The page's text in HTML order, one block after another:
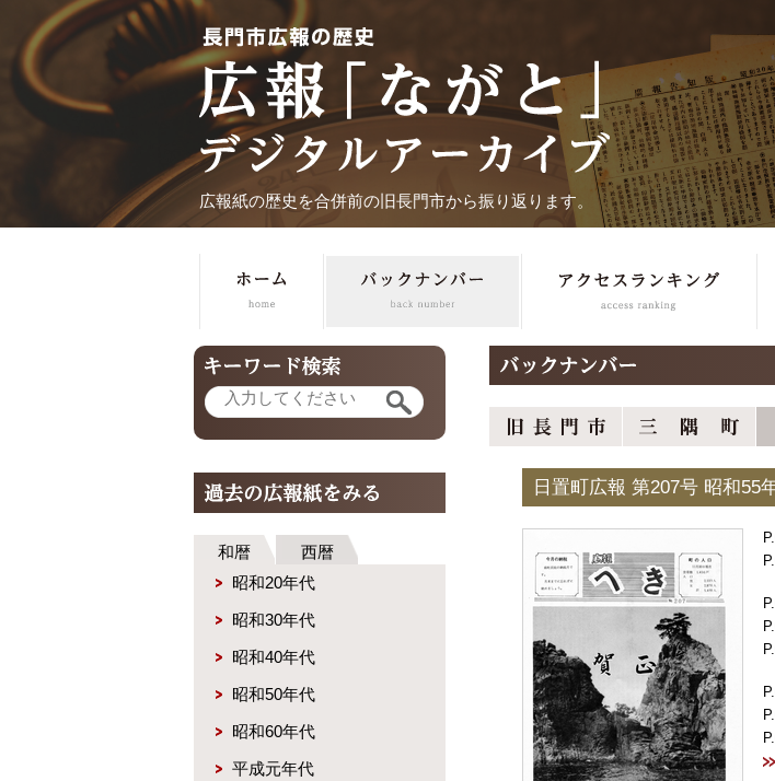
広報紙の歴史を合併前の旧長門市から振り返ります。
和暦
西暦
昭和20年代
昭和30年代
昭和40年代
昭和50年代
昭和60年代
平成元年代
日置町広報 第207号 昭和55